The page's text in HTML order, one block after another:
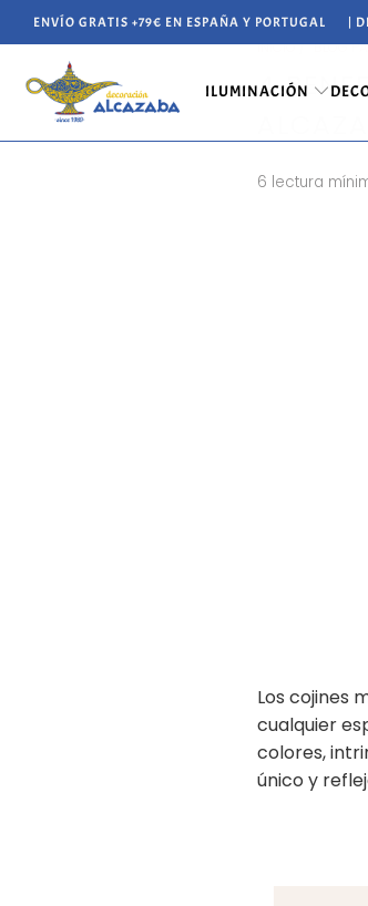
ENVÍO GRATIS +79€ EN ESPAÑA Y PORTUGAL |
ILUMINACIÓN
INICIO/ BLOG
4
6 lectura
Los cojines
cualquier
colores,
único y